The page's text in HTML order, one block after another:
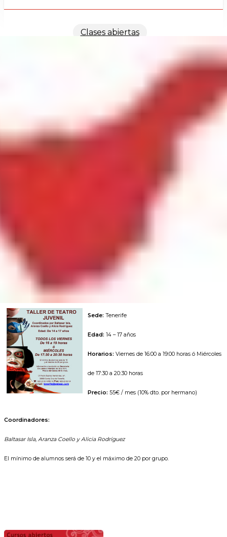
Clases abiertas
Aula de Teatro Juvenil
Inicio Aula de Teatro Juvenil
Cursos abiertos: Sede Tenerife
Sede: Tenerife
Edad: 14 – 17 años
Horarios: Viernes de 16:00 a 19:00 horas ó Miércoles
de 17:30 a 20:30 horas
Precio: 55€ / mes (10% dto. por hermano)
Coordinadores:
Baltasar Isla, Aranza Coello y Alicia Rodríguez
El mínimo de alumnos será de 10 y el máximo de 20 por grupo.